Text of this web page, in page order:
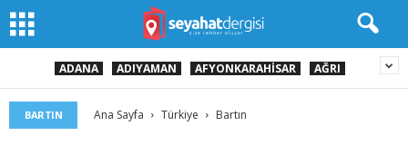
ADANA ADIYAMAN AFYONKARAHISAR AĞRI
BARTIN Ana Sayfa Türkiye Bartın